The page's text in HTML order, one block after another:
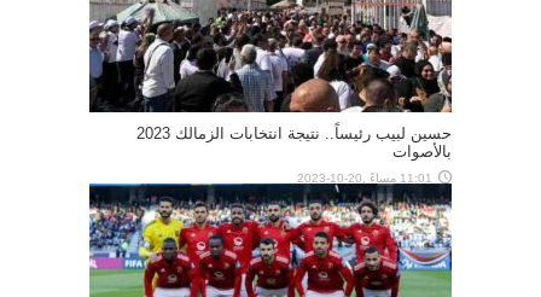
حسين لبيب رئيساً.. نتيجة انتخابات الزمالك 2023
بالأصوات
11:01 مساءً ,20-10-2023